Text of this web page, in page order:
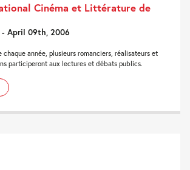
Cinéma et Littérature de
April 09th, 2006
chaque année, plusieurs romanciers, réalisateurs et
participeront aux lectures et débats publics.